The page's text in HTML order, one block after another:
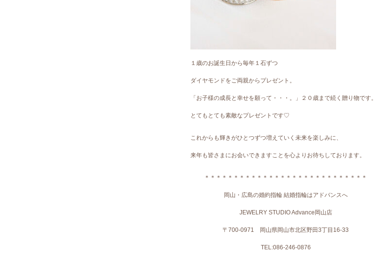
１歳のお誕生日から毎年１石ずつ
ダイヤモンドをご両親からプレゼント。
「お子様の成長と幸せを願って・・・。」２０歳まで続く贈り物です。
とてもとても素敵なプレゼントです♡
これからも輝きがひとつずつ増えていく未来を楽しみに、
来年も皆さまにお会いできますことを心よりお待ちしております。
＊＊＊＊＊＊＊＊＊＊＊＊＊＊＊＊＊＊＊＊＊＊＊＊＊＊＊＊
岡山・広島の婚約指輪 結婚指輪はアドバンスへ
JEWELRY STUDIO Advance岡山店
〒700-0971 岡山県岡山市北区野田3丁目16-33
TEL:086-246-0876